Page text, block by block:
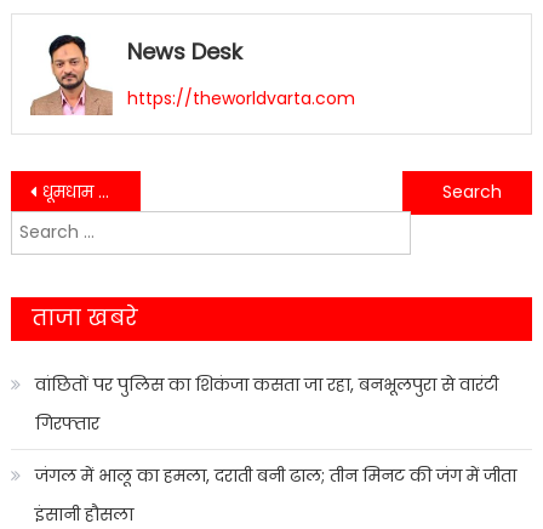
News Desk
https://theworldvarta.com
Post
navigation
धूमधाम से मनाया गया बुराई पर अच्छाई की जीत का पर्व…
इन्टरार्क मजदूर संगठन जान से मारने की धमकी से मजदूरों में पनप रहा आक्रोश…
Search
for:
ताजा खबरे
वांछितों पर पुलिस का शिकंजा कसता जा रहा, बनभूलपुरा से वारंटी
गिरफ्तार
जंगल में भालू का हमला, दराती बनी ढाल; तीन मिनट की जंग में जीता
इंसानी हौसला